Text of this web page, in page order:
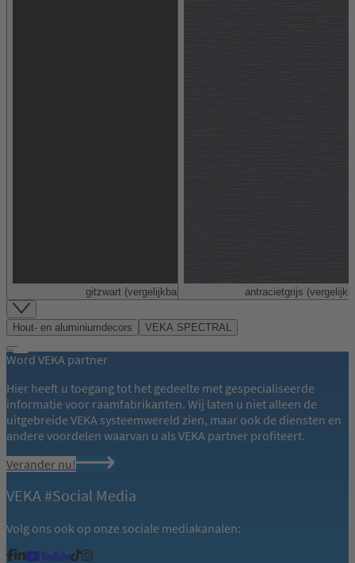
gitzwart (vergelijkbaar met RAL 9005)antracietgrijs
Item
1
of
32
Hout- en aluminiumdecors VEKA SPECTRAL
Word VEKA partner
Hier heeft u toegang tot het gedeelte met gespecialiseerde
informatie voor raamfabrikanten. Wij laten u niet alleen de
uitgebreide VEKA systeemwereld zien, maar ook de diensten en
andere voordelen waarvan u als VEKA partner profiteert.
Verander nu!
VEKA #Social Media
Volg ons ook op onze sociale mediakanalen: